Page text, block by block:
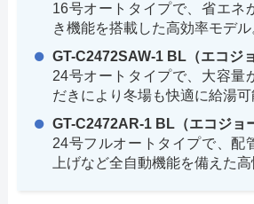
16号オートタイプで、省エネ
き機能を搭載した高効率モデル
GT-C2472SAW-1 BL（エコジ
24号オートタイプで、大容量
だきにより冬場も快適に給湯可
GT-C2472AR-1 BL（エコジョ
24号フルオートタイプで、配
上げなど全自動機能を備えた高